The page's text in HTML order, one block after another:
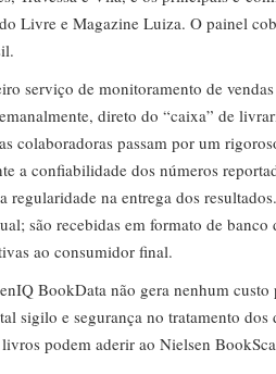
Livre e Magazine Luiza. O painel
serviço de monitoramento de
direto do “caixa” de
colaboradoras passam por um
a confiabilidade dos números
regularidade na entrega dos
são recebidas em formato de
ao consumidor final.
BookData não gera nenhum custo
sigilo e segurança no tratamento
podem aderir ao Nielsen